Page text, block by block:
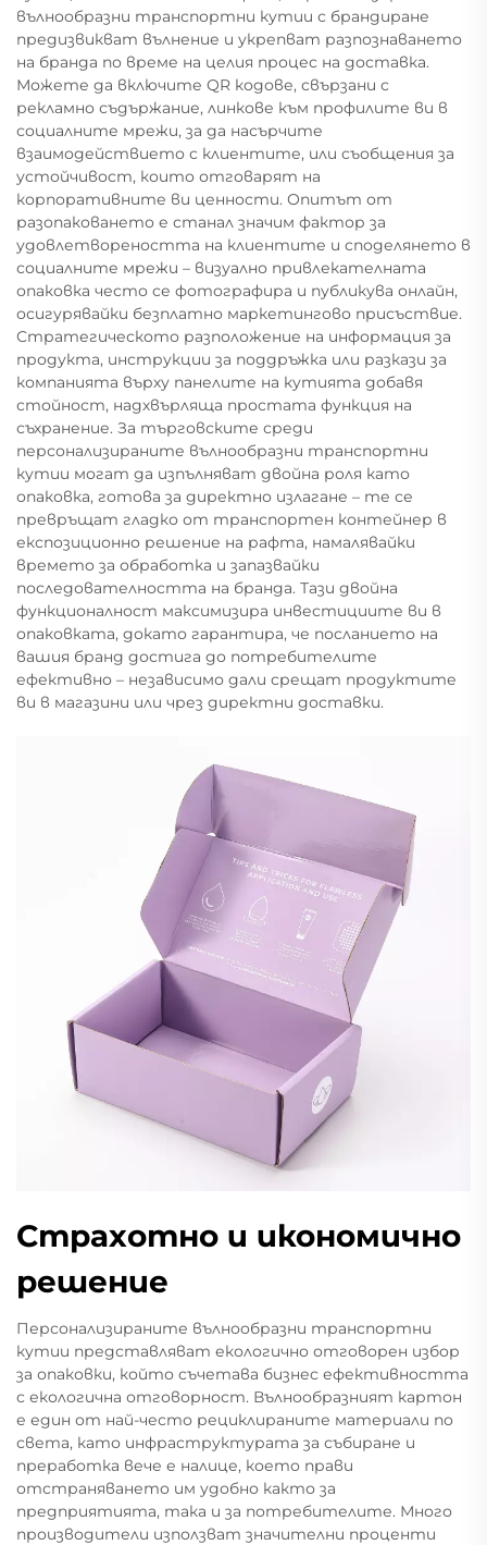
вълнообразни транспортни кутии с брандиране
предизвикват вълнение и укрепват разпознаването
на бранда по време на целия процес на доставка.
Можете да включите QR кодове, свързани с
рекламно съдържание, линкове към профилите ви в
социалните мрежи, за да насърчите
взаимодействието с клиентите, или съобщения за
устойчивост, които отговарят на
корпоративните ви ценности. Опитът от
разопаковането е станал значим фактор за
удовлетвореността на клиентите и споделянето в
социалните мрежи – визуално привлекателната
опаковка често се фотографира и публикува онлайн,
осигурявайки безплатно маркетингово присъствие.
Стратегическото разположение на информация за
продукта, инструкции за поддръжка или разкази за
компанията върху панелите на кутията добавя
стойност, надхвърляща простата функция на
съхранение. За търговските среди
персонализираните вълнообразни транспортни
кутии могат да изпълняват двойна роля като
опаковка, готова за директно излагане – те се
превръщат гладко от транспортен контейнер в
експозиционно решение на рафта, намалявайки
времето за обработка и запазвайки
последователността на бранда. Тази двойна
функционалност максимизира инвестициите ви в
опаковката, докато гарантира, че посланието на
вашия бранд достига до потребителите
ефективно – независимо дали срещат продуктите
ви в магазини или чрез директни доставки.
Страхотно и икономично
решение
Персонализираните вълнообразни транспортни
кутии представляват екологично отговорен избор
за опаковки, който съчетава бизнес ефективността
с екологична отговорност. Вълнообразният картон
е един от най-често рециклираните материали по
света, като инфраструктурата за събиране и
преработка вече е налице, което прави
отстраняването им удобно както за
предприятията, така и за потребителите. Много
производители използват значителни проценти